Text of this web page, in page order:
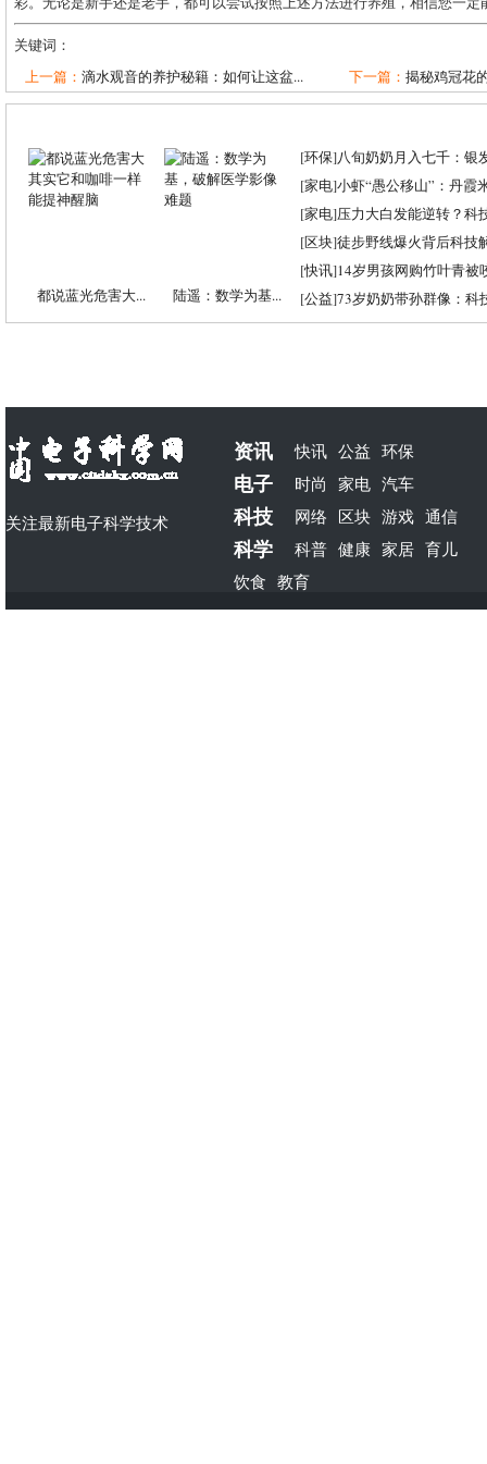
关键词：
上一篇： 滴水观音的养护秘籍：如何让这盆... 下一篇： 揭秘鸡冠花
都说蓝光危害大... 陆遥：数学为基...
[环保]八旬奶奶月入七千：银
[家电]小虾“愚公移山”：丹霞
[家电]压力大白发能逆转？科
[区块]徒步野线爆火背后科技
[快讯]14岁男孩网购竹叶青被
[公益]73岁奶奶带孙群像：科
关注最新电子科学技术
资讯 快讯 公益 环保
电子 时尚 家电 汽车
科技 网络 区块 游戏 通信
科学 科普 健康 家居 育儿
饮食 教育